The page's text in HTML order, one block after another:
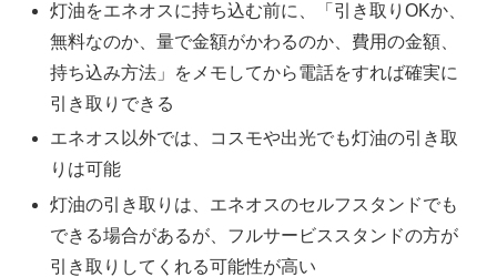
灯油をエネオスに持ち込む前に、「引き取りOKか、
無料なのか、量で金額がかわるのか、費用の金額、
持ち込み方法」をメモしてから電話をすれば確実に
引き取りできる
エネオス以外では、コスモや出光でも灯油の引き取
りは可能
灯油の引き取りは、エネオスのセルフスタンドでも
できる場合があるが、フルサービススタンドの方が
引き取りしてくれる可能性が高い